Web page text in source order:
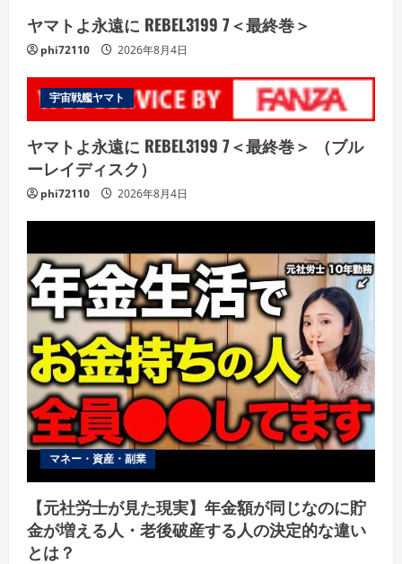
ヤマトよ永遠に REBEL3199 7＜最終巻＞
phi72110 2026年8月4日
宇宙戦艦ヤマト
ヤマトよ永遠に REBEL3199 7＜最終巻＞ （ブル
ーレイディスク）
phi72110 2026年8月4日
マネー・資産・副業
【元社労士が見た現実】年金額が同じなのに貯
金が増える人・老後破産する人の決定的な違い
とは？